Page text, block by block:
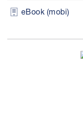
eBook (mobi)